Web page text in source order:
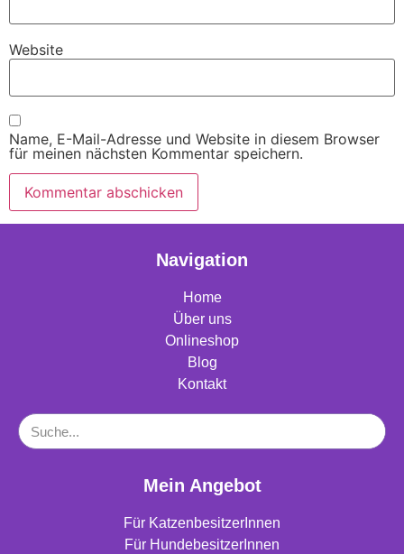
Website
Name, E-Mail-Adresse und Website in diesem Browser
für meinen nächsten Kommentar speichern.
Navigation
Home
Über uns
Onlineshop
Blog
Kontakt
Mein Angebot
Für KatzenbesitzerInnen
Für HundebesitzerInnen